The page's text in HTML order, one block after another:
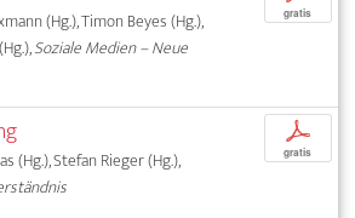
(Hg.), Timon Beyes (Hg.),
Soziale Medien – Neue
gratis
(Hg.), Stefan Rieger (Hg.),
p
gratis